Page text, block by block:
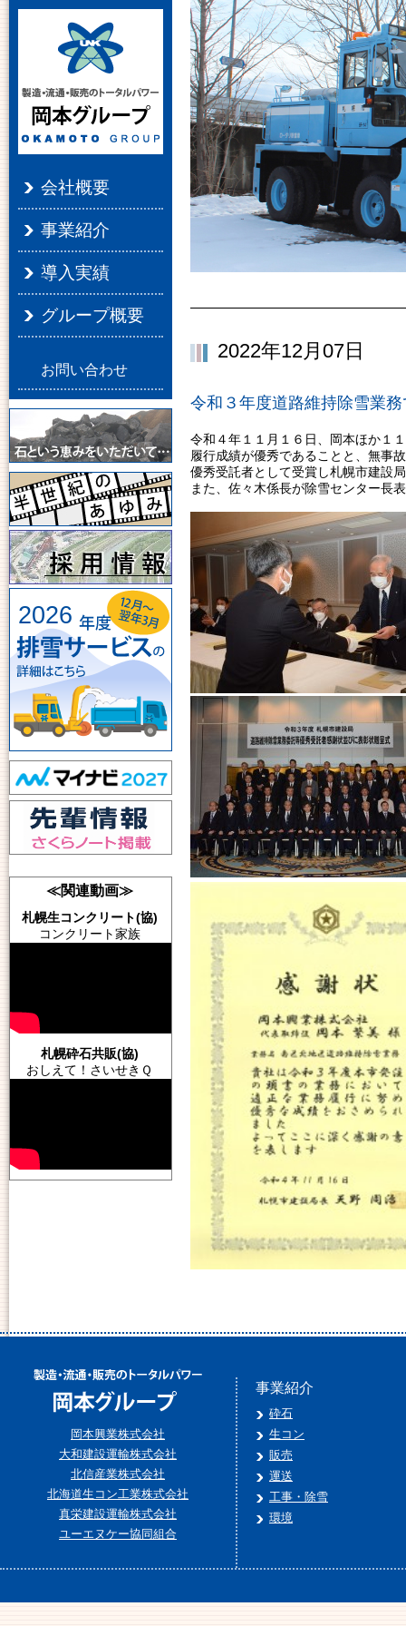
会社概要
事業紹介
導入実績
グループ概要
お問い合わせ
2026
≪関連動画≫
札幌生コンクリート(協)
コンクリート家族
札幌砕石共販(協)
おしえて！さいせきＱ
2022年12月07日
令和３年度道路維持除雪業
令和４年１１月１６日、岡本ほか１
履行成績が優秀であることと、無事
優秀受託者として受賞し札幌市建設
また、佐々木係長が除雪センター長
岡本興業株式会社
大和建設運輸株式会社
北信産業株式会社
北海道生コン工業株式会社
真栄建設運輸株式会社
ユーエヌケー協同組合
事業紹介
砕石
生コン
販売
運送
工事・除雪
環境